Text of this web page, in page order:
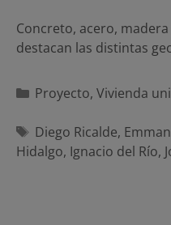
Concreto, acero,
destacan las distintas
Categorías
Proyecto, Vivienda
Etiquetas
Diego Ricalde,
Hidalgo, Ignacio del Río,